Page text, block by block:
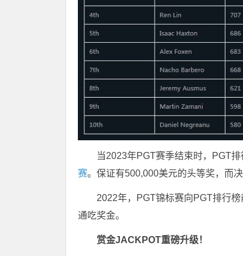
当2023年PGT赛季结束时，PGT
赛。保证有500,000美元的头等奖，而
2022年，PGT锦标赛向PGT排行
通吃奖金。
赏金JACKPOT重磅升级！